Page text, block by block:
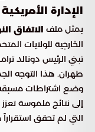
الإدارة
يمثل ملف الاتفاق
الخارجية للولايات
تبني الرئيس دونالد
طهران. هذا التوجه
وضع اشتراطات
إلى نتائج ملموسة تعزز
التي لم تحقق